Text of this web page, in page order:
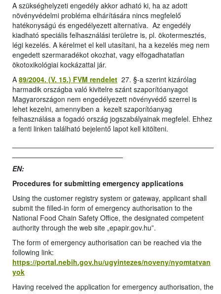
A szükséghelyzeti engedély akkor adható ki, ha az adott
növényvédelmi probléma elhárítására nincs megfelelő
hatékonyságú és engedélyezett alternatíva. Az engedély
kiadható speciális felhasználási területre is, pl. ökotermesztés,
légi kezelés. A kérelmet el kell utasítani, ha a kezelés meg nem
engedett szermaradékot okozhat, vagy elfogadhatatlan
ökotoxikológiai kockázattal jár.
A 89/2004. (V. 15.) FVM rendelet 27. §-a szerint kizárólag
harmadik országba való kivitelre szánt szaporítóanyagot
Magyarországon nem engedélyezett növényvédő szerrel is
lehet kezelni, amennyiben a kezelt szaporítóanyag
felhasználása a fogadó ország jogszabályainak megfelel. Ehhez
a fenti linken található bejelentő lapot kell kitölteni.
EN:
Procedures for submitting emergency applications
Using the customer registry system or gateway, applicant shall
submit the filled-in form of emergency authorisation to the
National Food Chain Safety Office, the designated competent
authority through the web site „epapir.gov.hu”.
The form of emergency authorisation can be reached via the
following link:
https://portal.nebih.gov.hu/ugyintezes/noveny/nyomtatvan
yok
Having received the application for emergency authorisation, the